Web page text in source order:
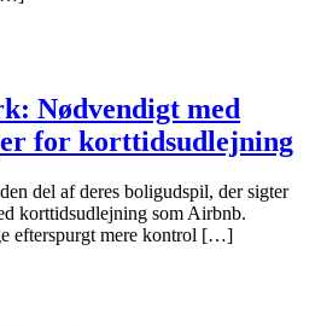
Nødvendigt med
for korttidsudlejning
del af deres boligudspil, der sigter
korttidsudlejning som Airbnb.
efterspurgt mere kontrol […]